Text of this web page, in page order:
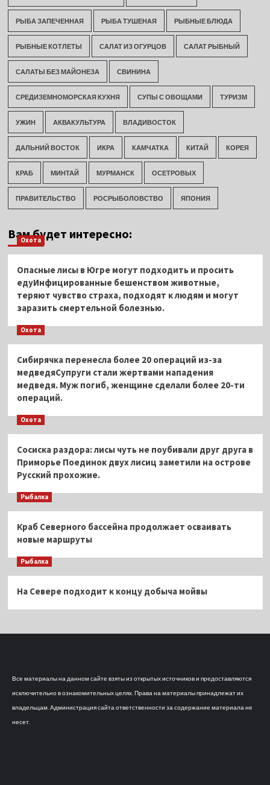
РЫБА ЗАПЕЧЕННАЯ РЫБА ТУШЕНАЯ РЫБНЫЕ БЛЮДА
РЫБНЫЕ КОТЛЕТЫ САЛАТ ИЗ ОГУРЦОВ САЛАТ РЫБНЫЙ
САЛАТЫ БЕЗ МАЙОНЕЗА СВИНИНА
СРЕДИЗЕМНОМОРСКАЯ КУХНЯ СУПЫ С ОВОЩАМИ ТУРИЗМ
УЖИН АКВАКУЛЬТУРА ВЛАДИВОСТОК
ДАЛЬНИЙ ВОСТОК ИКРА КАМЧАТКА КИТАЙ КОРЕЯ
КРАБ МИНТАЙ МУРМАНСК ОСЕТРОВЫХ
ПРАВИТЕЛЬСТВО РОСРЫБОЛОВСТВО ЯПОНИЯ
Вам будет интересно:
Охота
Опасные лисы в Югре могут подходить и просить
едуИнфицированные бешенством животные,
теряют чувство страха, подходят к людям и могут
заразить смертельной болезнью.
Охота
Сибирячка перенесла более 20 операций из-за
медведяСупруги стали жертвами нападения
медведя. Муж погиб, женщине сделали более 20-ти
операций.
Охота
Сосиска раздора: лисы чуть не поубивали друг друга в
Приморье Поединок двух лисиц заметили на острове
Русский прохожие.
Рыбалка
Краб Северного бассейна продолжает осваивать
новые маршруты
Рыбалка
На Севере подходит к концу добыча мойвы
Все материалы на данном сайте взяты из открытых источников и предоставляются
исключительно в ознакомительных целях. Права на материалы принадлежат их
владельцам. Администрация сайта ответственности за содержание материала не
несет.